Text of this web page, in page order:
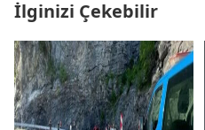
İlginizi Çekebilir